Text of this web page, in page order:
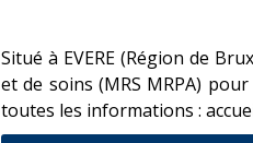
Situé à EVERE (Région de
et de soins (MRS MRPA)
toutes les informations :